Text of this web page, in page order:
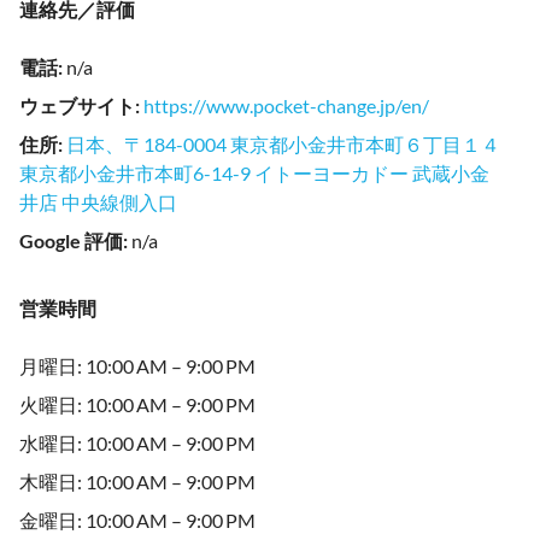
連絡先／評価
電話: n/a
ウェブサイト : https://www.pocket-change.jp/en/
住所: 日本、〒184-0004 東京都小金井市本町６丁目１４
東京都小金井市本町6-14-9 イトーヨーカドー 武蔵小金
井店 中央線側入口
Google 評価: n/a
営業時間
月曜日: 10:00 AM – 9:00 PM
火曜日: 10:00 AM – 9:00 PM
水曜日: 10:00 AM – 9:00 PM
木曜日: 10:00 AM – 9:00 PM
金曜日: 10:00 AM – 9:00 PM